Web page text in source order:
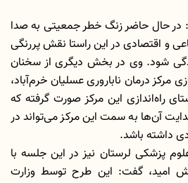
در حال حاضر زنگ خطر جمعیتی به صدا
و اقتصادی در این راستا نقش پررنگی
شود. وی در بخش دیگری از سخنان
مرکز درمان ناباروری عسلیان خرم‌آباد،
راه‌اندازی این مرکز صورت گرفته که
آن‌ها به سمت این مرکز می‌تواند در
داشته باشد.
پزشکی لرستان نیز در این جلسه با
امید، گفت: این طرح توسط وزارت